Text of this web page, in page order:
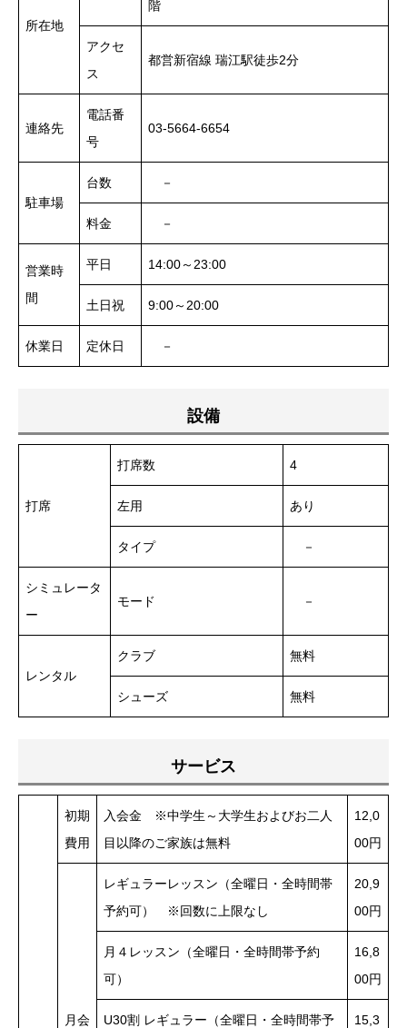
所在地
階
アクセ
ス
都営新宿線 瑞江駅徒歩2分
連絡先
電話番
号
03-5664-6654
駐車場
台数 －
料金 －
営業時
間
平日 14:00～23:00
土日祝 9:00～20:00
休業日 定休日 －
設備
打席
打席数 4
左用 あり
タイプ －
シミュレータ
ー
モード －
レンタル
クラブ 無料
シューズ 無料
サービス
初期
費用
入会金 ※中学生～大学生およびお二人
目以降のご家族は無料
12,0
00円
月会
レギュラーレッスン（全曜日・全時間帯
予約可） ※回数に上限なし
20,9
00円
月４レッスン（全曜日・全時間帯予約
可）
16,8
00円
U30割 レギュラー（全曜日・全時間帯予
15,3